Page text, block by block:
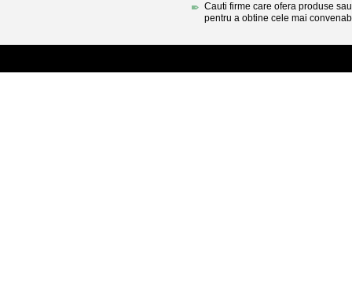
Cauti firme care ofera produse
pentru a obtine cele mai